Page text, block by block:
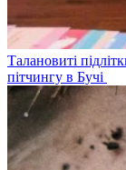
Талановиті
пітчингу в Бучі